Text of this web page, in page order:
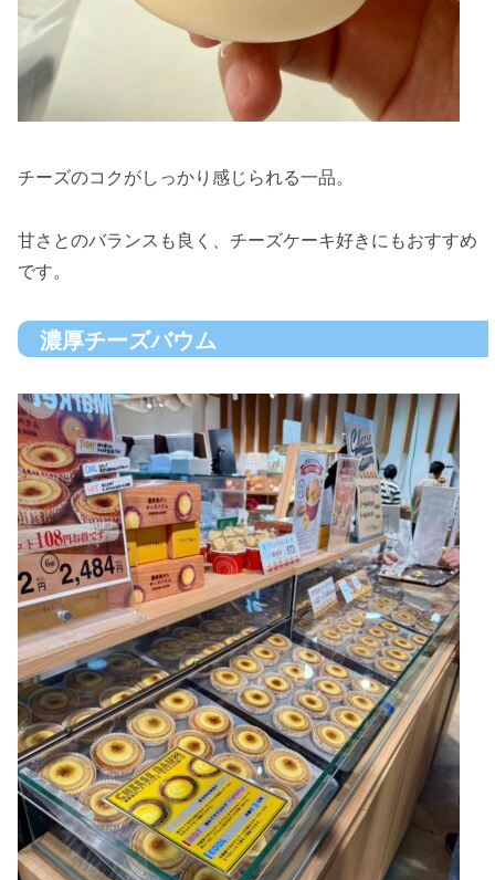
チーズのコクがしっかり感じられる一品。
甘さとのバランスも良く、チーズケーキ好きにもおすすめ
です。
濃厚チーズバウム